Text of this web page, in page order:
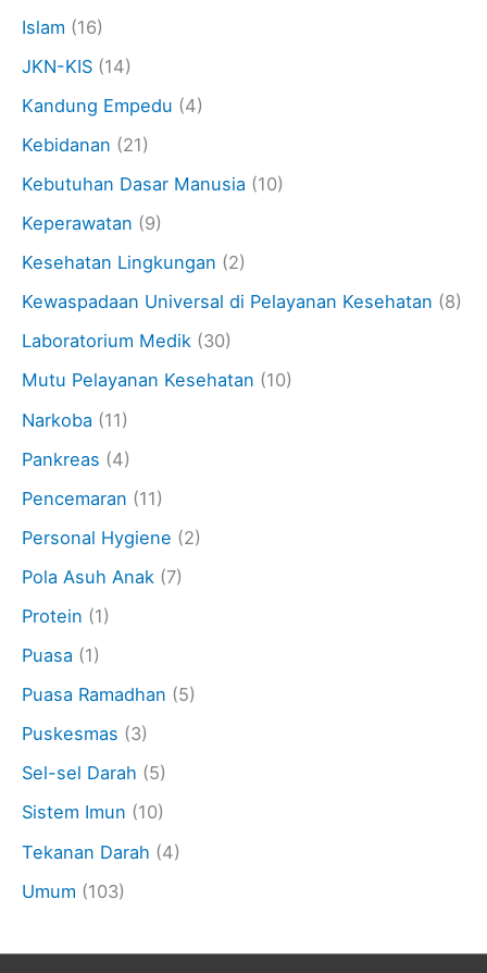
Islam (16)
JKN-KIS (14)
Kandung Empedu (4)
Kebidanan (21)
Kebutuhan Dasar Manusia (10)
Keperawatan (9)
Kesehatan Lingkungan (2)
Kewaspadaan Universal di Pelayanan Kesehatan (8)
Laboratorium Medik (30)
Mutu Pelayanan Kesehatan (10)
Narkoba (11)
Pankreas (4)
Pencemaran (11)
Personal Hygiene (2)
Pola Asuh Anak (7)
Protein (1)
Puasa (1)
Puasa Ramadhan (5)
Puskesmas (3)
Sel-sel Darah (5)
Sistem Imun (10)
Tekanan Darah (4)
Umum (103)